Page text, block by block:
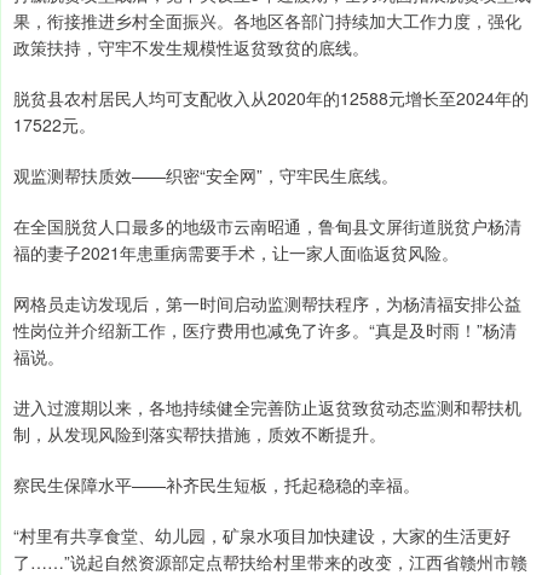
果，衔接推进乡村全面振兴。各地区各部门持续加大工作力度，强化
政策扶持，守牢不发生规模性返贫致贫的底线。
脱贫县农村居民人均可支配收入从2020年的12588元增长至2024年的
17522元。
观监测帮扶质效——织密“安全网”，守牢民生底线。
在全国脱贫人口最多的地级市云南昭通，鲁甸县文屏街道脱贫户杨清
福的妻子2021年患重病需要手术，让一家人面临返贫风险。
网格员走访发现后，第一时间启动监测帮扶程序，为杨清福安排公益
性岗位并介绍新工作，医疗费用也减免了许多。“真是及时雨！”杨清
福说。
进入过渡期以来，各地持续健全完善防止返贫致贫动态监测和帮扶机
制，从发现风险到落实帮扶措施，质效不断提升。
察民生保障水平——补齐民生短板，托起稳稳的幸福。
“村里有共享食堂、幼儿园，矿泉水项目加快建设，大家的生活更好
了……”说起自然资源部定点帮扶给村里带来的改变，江西省赣州市赣